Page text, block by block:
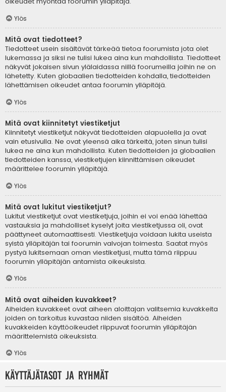
Ylös
Mitä ovat tiedotteet?
Tiedotteet usein sisältävät tärkeää tietoa foorumista jota olet
lukemassa ja siksi ne tulisi lukea aina kun mahdollista. Tiedotteet
näkyvät jokaisen sivun ylälaidassa niillä foorumeilla joihin ne on
lähetetty. Kuten globaalien tiedotteiden kohdalla, tiedotteiden
lähettämisen oikeudet antaa foorumin ylläpitäjä.
Ylös
Mitä ovat kiinnitetyt viestiketjut
Kiinnitetyt viestiketjut näkyvät tiedotteiden alapuolella ja ovat
vain etusivulla. Ne ovat yleensä aika tärkeitä, joten sinun tulisi
lukea ne aina kun mahdollista. Kuten tiedotteiden ja globaalien
tiedotteiden kanssa, viestiketjujen kiinnittämisen oikeudet
määrittelee foorumin ylläpitäjä.
Ylös
Mitä ovat lukitut viestiketjut?
Lukitut viestiketjut ovat viestiketjuja, joihin ei voi enää lähettää
vastauksia ja mahdolliset kyselyt joita viestiketjussa oli, ovat
päättyneet automaattisesti. Viestiketjuja voidaan lukita useista
syistä ylläpitäjän tai foorumin valvojan toimesta. Saatat myös
pystyä lukitsemaan oman viestiketjusi, mutta tämä riippuu
foorumin ylläpitäjän antamista oikeuksista.
Ylös
Mitä ovat aiheiden kuvakkeet?
Aiheiden kuvakkeet ovat aiheen aloittajan valitsemia kuvakkeita
joiden on tarkoitus kuvastaa niiden sisältöä. Aiheiden
kuvakkeiden käyttöoikeudet riippuvat foorumin ylläpitäjän
määrittelemistä oikeuksista.
Ylös
Käyttäjätasot ja ryhmät